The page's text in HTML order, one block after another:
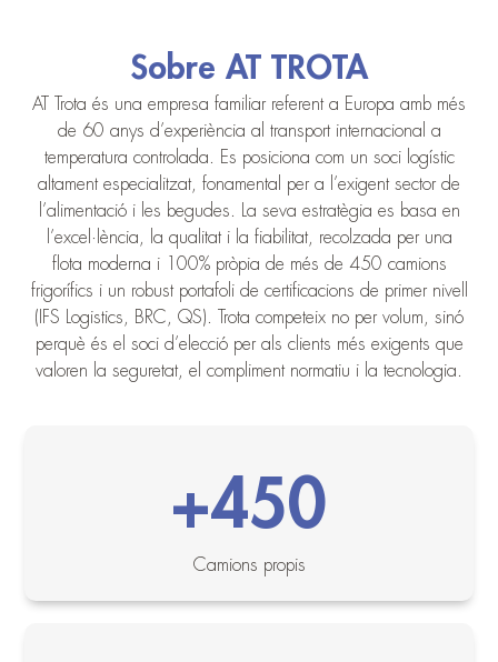
Sobre AT TROTA
AT Trota és una empresa familiar referent a Europa amb més
de 60 anys d’experiència al transport internacional a
temperatura controlada. Es posiciona com un soci logístic
altament especialitzat, fonamental per a l’exigent sector de
l’alimentació i les begudes. La seva estratègia es basa en
l’excel·lència, la qualitat i la fiabilitat, recolzada per una
flota moderna i 100% pròpia de més de 450 camions
frigorífics i un robust portafoli de certificacions de primer nivell
(IFS Logistics, BRC, QS). Trota competeix no per volum, sinó
perquè és el soci d’elecció per als clients més exigents que
valoren la seguretat, el compliment normatiu i la tecnologia.
+450
Camions propis